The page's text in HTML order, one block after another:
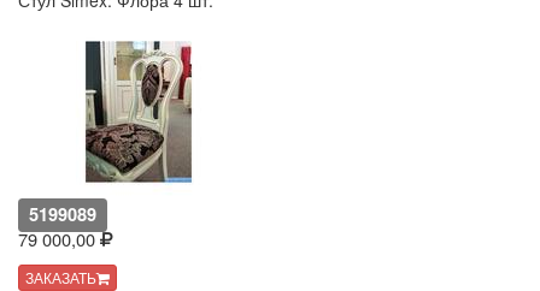
5199089
79 000,00
ЗАКАЗАТЬ